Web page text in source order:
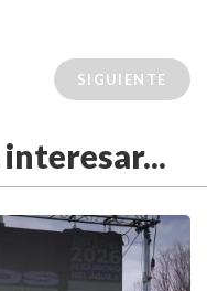
SIGUIENTE